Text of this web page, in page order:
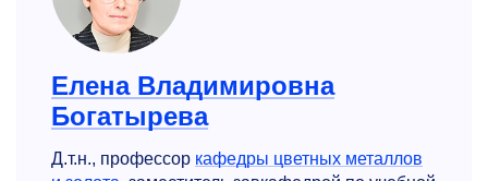
Елена Владимировна
Богатырева
Д.т.н., профессор кафедры цветных металлов